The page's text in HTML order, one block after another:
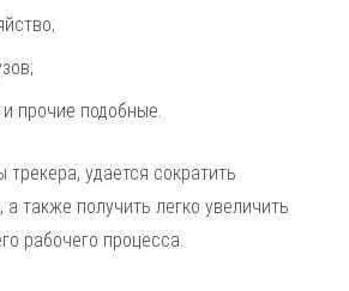
прочие подобные.
трекера, удается сократить
также получить легко увеличить
рабочего процесса.